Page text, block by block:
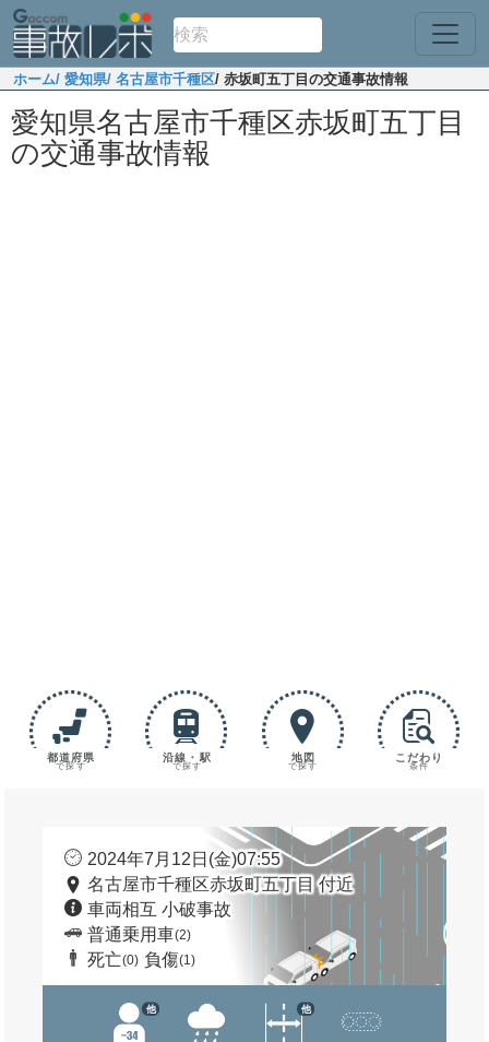
ホーム/ 愛知県/ 名古屋市千種区/ 赤坂町五丁目の交通事故情報
愛知県名古屋市千種区赤坂町五丁目
の交通事故情報
都道府県
で探す
沿線・駅
で探す
地図
で探す
こだわり
条件
2024年7月12日(金)07:55
名古屋市千種区赤坂町五丁目 付近
車両相互 小破事故
普通乗用車(2)
死亡(0) 負傷(1)
他 他